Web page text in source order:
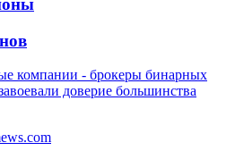
компании - брокеры бинарных
доверие большинства